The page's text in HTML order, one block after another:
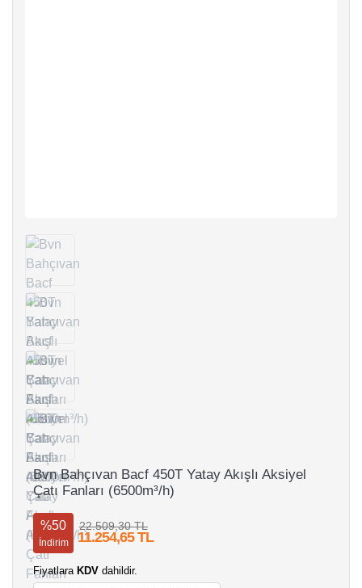
Bvn Bahçıvan Bacf 450T Yatay Akışlı Aksiyel
Çatı Fanları (6500m³/h)
%50
İndirim
22.509,30 TL
11.254,65 TL
Fiyatlara KDV dahildir.